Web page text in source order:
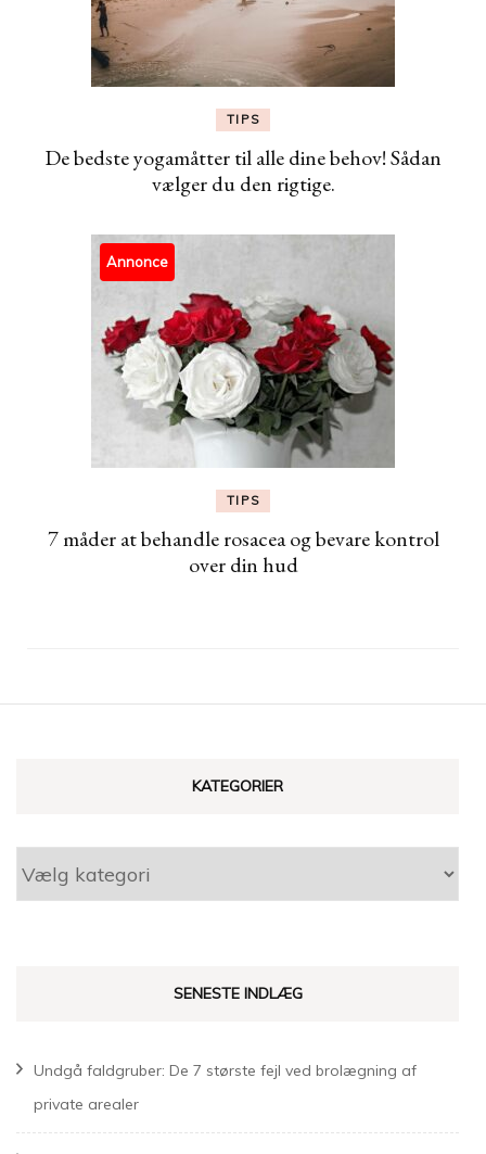
TIPS
De bedste yogamåtter til alle dine behov! Sådan
vælger du den rigtige.
Annonce
TIPS
7 måder at behandle rosacea og bevare kontrol
over din hud
KATEGORIER
Kategorier
SENESTE INDLÆG
Undgå faldgruber: De 7 største fejl ved brolægning af
private arealer